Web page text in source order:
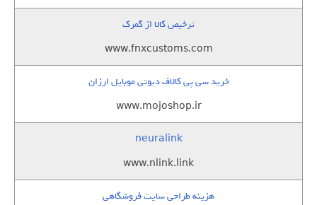
ترخیص کالا از گمرک
www.fnxcustoms.com
خرید سی پی کالاف دیوتی موبایل ارزان
www.mojoshop.ir
neuralink
www.nlink.link
هزینه طراحی سایت فروشگاهی